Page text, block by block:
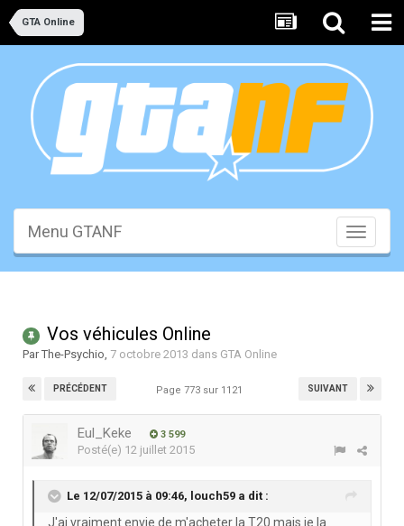
GTA Online
Toggle
Menu GTANF
Vos véhicules Online
ParThe-Psychio, 7 octobre 2013 dans GTA Online
PRÉCÉDENT SUIVANT
Page 773 sur 1121
Eul_Keke 3 599
Posté(e) 12 juillet 2015
Le 12/07/2015 à 09:46, louch59 a dit :
J'ai vraiment envie de m'acheter la T20 mais je la